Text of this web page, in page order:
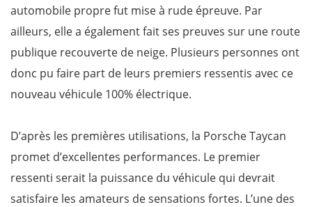
automobile propre fut mise à rude épreuve. Par
ailleurs, elle a également fait ses preuves sur une route
publique recouverte de neige. Plusieurs personnes ont
donc pu faire part de leurs premiers ressentis avec ce
nouveau véhicule 100% électrique.
D’après les premières utilisations, la Porsche Taycan
promet d’excellentes performances. Le premier
ressenti serait la puissance du véhicule qui devrait
satisfaire les amateurs de sensations fortes. L’une des